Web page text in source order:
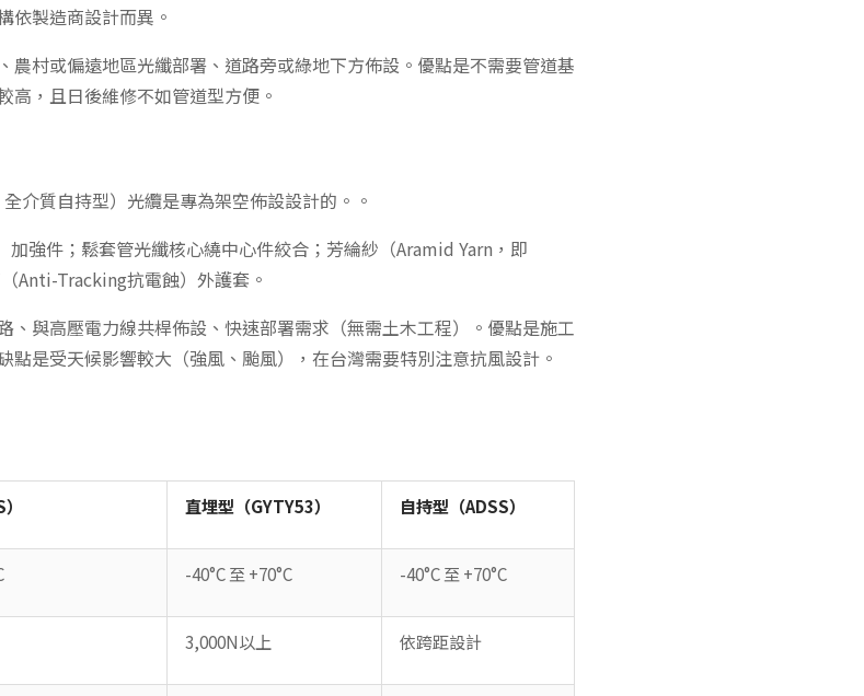
依製造商設計而異。
農村或偏遠地區光纖部署、道路旁或綠地下方佈設。優點是不需要管道基
高，且日後維修不如管道型方便。
質自持型）光纜是專為架空佈設設計的。。
加強件；鬆套管光纖核心繞中心件絞合；芳綸紗（Aramid Yarn，即
Anti-Tracking抗電蝕）外護套。
、與高壓電力線共桿佈設、快速部署需求（無需土木工程）。優點是施工
點是受天候影響較大（強風、颱風），在台灣需要特別注意抗風設計。
直埋型（GYTY53） 自持型（ADSS）
-40°C 至 +70°C -40°C 至 +70°C
3,000N以上 依跨距設計